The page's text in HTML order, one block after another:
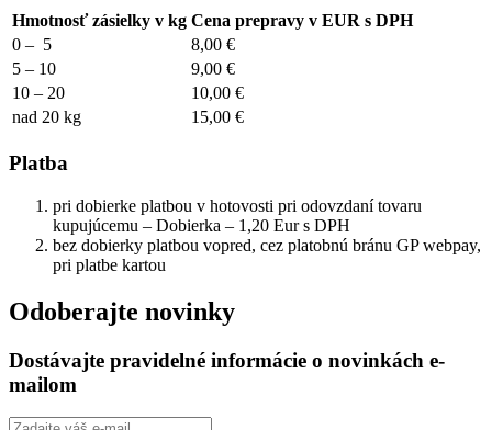
Hmotnosť zásielky v kg Cena prepravy v EUR s DPH
0 – 5
8,00 €
5 – 10
9,00 €
10 – 20
10,00 €
nad 20 kg
15,00 €
Platba
pri dobierke platbou v hotovosti pri odovzdaní tovaru
kupujúcemu – Dobierka – 1,20 Eur s DPH
bez dobierky platbou vopred, cez platobnú bránu GP webpay,
pri platbe kartou
Odoberajte novinky
Dostávajte pravidelné informácie o novinkách e-
mailom